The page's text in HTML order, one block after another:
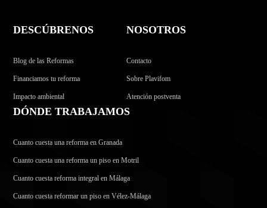
DESCÚBRENOS
Blog de las Reformas
Financiamos tu reforma
Impacto ambiental
NOSOTROS
Contacto
Sobre Plavifom
Atención postventa
DÓNDE TRABAJAMOS
Cuanto cuesta una reforma en Granada
Cuanto cuesta una reforma un piso en Motril
Cuanto cuesta reforma integral en Málaga
Cuanto cuesta reformar un piso en Vélez-Málaga